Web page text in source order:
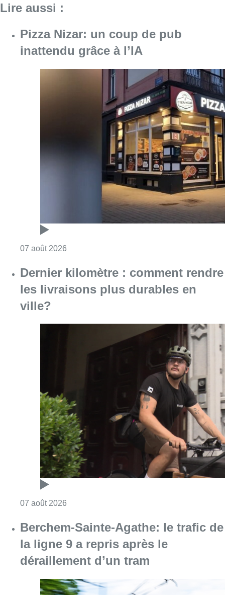
Lire aussi :
Pizza Nizar: un coup de pub
inattendu grâce à l’IA
07 août 2026
Dernier kilomètre : comment rendre
les livraisons plus durables en
ville?
07 août 2026
Berchem-Sainte-Agathe: le trafic de
la ligne 9 a repris après le
déraillement d’un tram